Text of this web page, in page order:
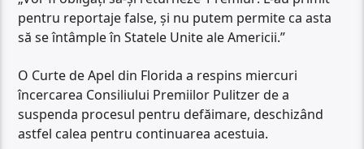
pentru reportaje false, și nu putem permite ca asta
să se întâmple în Statele Unite ale Americii.”
O Curte de Apel din Florida a respins miercuri
încercarea Consiliului Premiilor Pulitzer de a
suspenda procesul pentru defăimare, deschizând
astfel calea pentru continuarea acestuia.